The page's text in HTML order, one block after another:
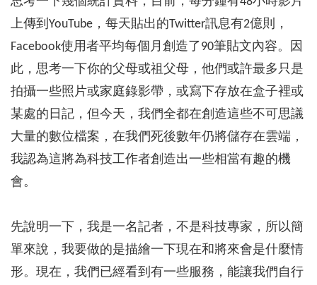
上傳到YouTube，每天貼出的Twitter訊息有2億則，
Facebook使用者平均每個月創造了90筆貼文內容。因
此，思考一下你的父母或祖父母，他們或許最多只是
拍攝一些照片或家庭錄影帶，或寫下存放在盒子裡或
某處的日記，但今天，我們全都在創造這些不可思議
大量的數位檔案，在我們死後數年仍將儲存在雲端，
我認為這將為科技工作者創造出一些相當有趣的機
會。
先說明一下，我是一名記者，不是科技專家，所以簡
單來說，我要做的是描繪一下現在和將來會是什麼情
形。現在，我們已經看到有一些服務，能讓我們自行